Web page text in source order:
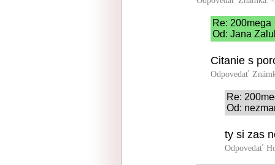
Re: 200mega
Od: Jana
Citanie s
Odpovedať
Re:
Od:
ty si zas
Odpovedať